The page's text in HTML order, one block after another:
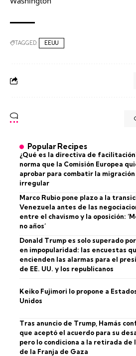
TAGGED: EEUU
Popular Recipes
¿Qué es la directiva de
norma que la Comisión Europea
aprobar para combatir la migración
irregular
Marco Rubio pone plazo a la
Venezuela antes de las
entre el chavismo y la oposición:
no años’
Donald Trump es solo superado
en impopularidad: las encuestas
encienden las alarmas para el
de EE. UU. y los republicanos
Keiko Fujimori lo propone a
Unidos
Tras anuncio de Trump, Hamás
que aceptó el acuerdo para su
pero lo condiciona a la retirada de
de la Franja de Gaza